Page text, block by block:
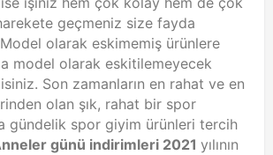
geçmeniz size fayda
olarak eskimemiş ürünlere
model olarak eskitilemeyecek
Son zamanların en rahat ve en
olan şık, rahat bir spor
gündelik spor giyim ürünleri tercih
günü indirimleri 2021 yılının